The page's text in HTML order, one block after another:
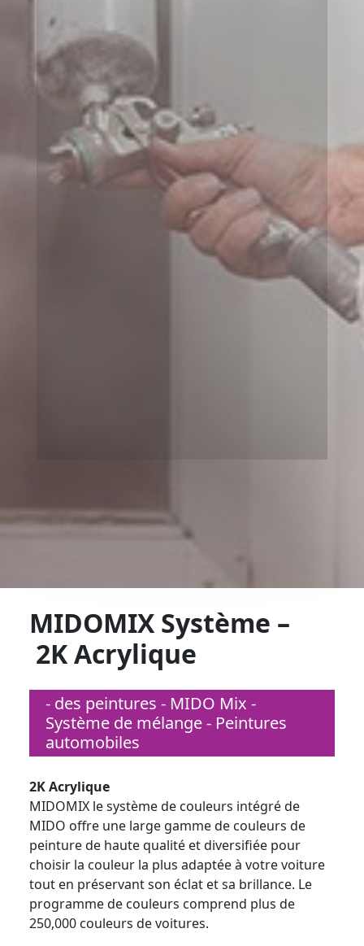
MIDOMIX Système –
2K Acrylique
- des peintures - MIDO Mix -
Système de mélange - Peintures
automobiles
2K Acrylique
MIDOMIX le système de couleurs intégré de
MIDO offre une large gamme de couleurs de
peinture de haute qualité et diversifiée pour
choisir la couleur la plus adaptée à votre voiture
tout en préservant son éclat et sa brillance. Le
programme de couleurs comprend plus de
250,000 couleurs de voitures.